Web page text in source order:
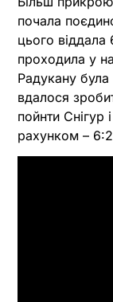
почала
цього віддала
проходила у
Радукану
вдалося
пойнти Снігур
рахунком –